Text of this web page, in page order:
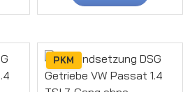
PKM